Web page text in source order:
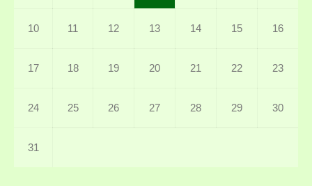
10 11 12 13 14 15 16
17 18 19 20 21 22 23
24 25 26 27 28 29 30
31